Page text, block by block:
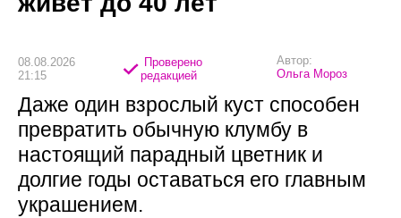
08.08.2026
21:15
Проверено
редакцией
Автор:
Ольга Мороз
Даже один взрослый куст способен
превратить обычную клумбу в
настоящий парадный цветник и
долгие годы оставаться его главным
украшением.